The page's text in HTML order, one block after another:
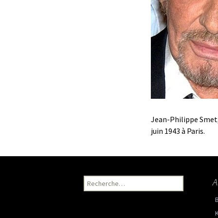
Jean-Philippe
juin 1943 à Paris.
Recherche pour :